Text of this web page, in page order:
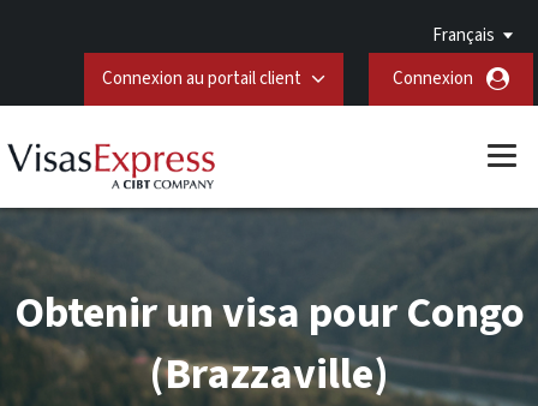
Français
Connexion au portail client
Connexion
Obtenir un visa pour Congo
(Brazzaville)